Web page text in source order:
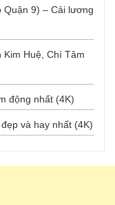
Quận 9) – Cải lương
Huệ, Chí Tâm
động nhất (4K)
và hay nhất (4K)